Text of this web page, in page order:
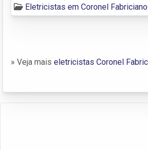
Eletricistas em Coronel Fabriciano
» Veja mais eletricistas Coronel